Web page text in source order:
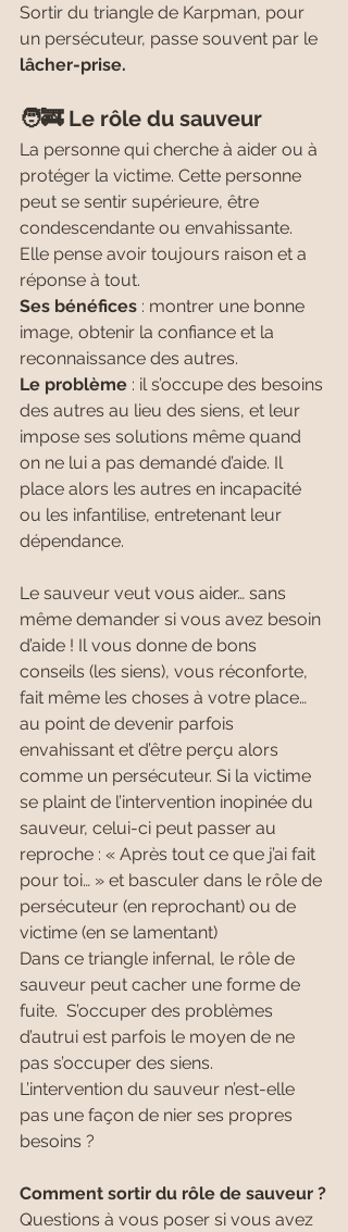
Sortir du triangle de Karpman, pour
un persécuteur, passe souvent par le
lâcher-prise.
🧑‍🚒 Le rôle du sauveur
La personne qui cherche à aider ou à
protéger la victime. Cette personne
peut se sentir supérieure, être
condescendante ou envahissante.
Elle pense avoir toujours raison et a
réponse à tout.
Ses bénéfices : montrer une bonne
image, obtenir la confiance et la
reconnaissance des autres.
Le problème : il s’occupe des besoins
des autres au lieu des siens, et leur
impose ses solutions même quand
on ne lui a pas demandé d’aide. Il
place alors les autres en incapacité
ou les infantilise, entretenant leur
dépendance.
Le sauveur veut vous aider… sans
même demander si vous avez besoin
d’aide ! Il vous donne de bons
conseils (les siens), vous réconforte,
fait même les choses à votre place…
au point de devenir parfois
envahissant et d’être perçu alors
comme un persécuteur. Si la victime
se plaint de l’intervention inopinée du
sauveur, celui-ci peut passer au
reproche : « Après tout ce que j’ai fait
pour toi… » et basculer dans le rôle de
persécuteur (en reprochant) ou de
victime (en se lamentant)
Dans ce triangle infernal, le rôle de
sauveur peut cacher une forme de
fuite.  S’occuper des problèmes
d’autrui est parfois le moyen de ne
pas s’occuper des siens.
L’intervention du sauveur n’est-elle
pas une façon de nier ses propres
besoins ?
Comment sortir du rôle de sauveur ?
Questions à vous poser si vous avez